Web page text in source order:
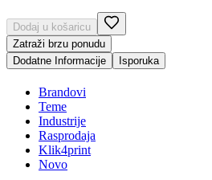
Dodaj u košaricu
Zatraži brzu ponudu
Dodatne Informacije
Isporuka
Brandovi
Teme
Industrije
Rasprodaja
Klik4print
Novo